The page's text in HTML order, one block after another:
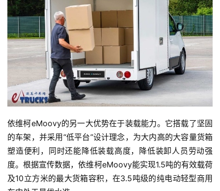
依维柯eMoovy的另一大优势在于装载能力。它搭载了坚固
的车架，并采用“低平台”设计理念，为大内高的大容量货箱
塑造便利，同时还能降低装载高度，降低装卸人员劳动强
度。根据宣传数据，依维柯eMoovy能实现1.5吨的有效载荷
及10立方米的最大货箱容积，在3.5吨级的纯电动轻型商用